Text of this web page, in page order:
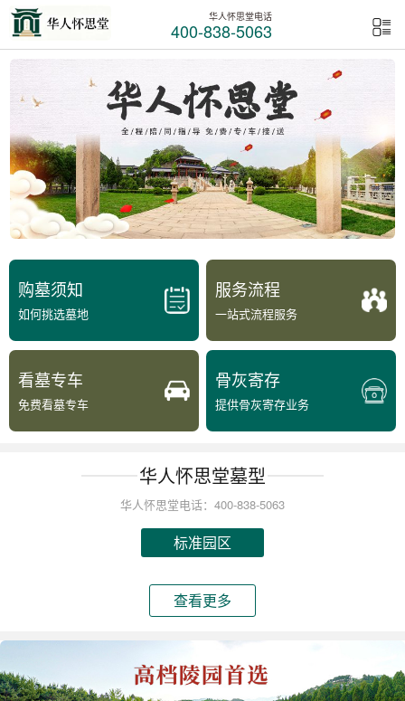
华人怀思堂电话
400-838-5063
购墓须知
如何挑选墓地
服务流程
一站式流程服务
看墓专车
免费看墓专车
骨灰寄存
提供骨灰寄存业务
华人怀思堂墓型
华人怀思堂电话：400-838-5063
标准园区
查看更多